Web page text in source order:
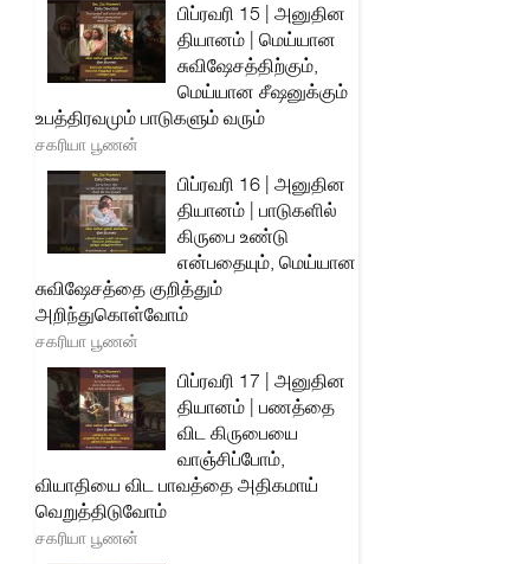
பிப்ரவரி 15 | அனுதின
தியானம் | மெய்யான
சுவிஷேசத்திற்கும்,
மெய்யான சீஷனுக்கும்
உபத்திரவமும் பாடுகளும் வரும்
சகரியா பூணன்
பிப்ரவரி 16 | அனுதின
தியானம் | பாடுகளில்
கிருபை உண்டு
என்பதையும், மெய்யான
சுவிஷேசத்தை குறித்தும்
அறிந்துகொள்வோம்
சகரியா பூணன்
பிப்ரவரி 17 | அனுதின
தியானம் | பணத்தை
விட கிருபையை
வாஞ்சிப்போம்,
வியாதியை விட பாவத்தை அதிகமாய்
வெறுத்திடுவோம்
சகரியா பூணன்